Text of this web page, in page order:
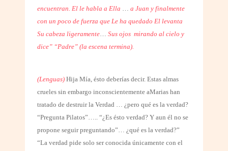
encuentran. El le habla a Ella … a Juan y finalmente
con un poco de fuerza que Le ha quedado El levanta
Su cabeza ligeramente… Sus ojos mirando al cielo y
dice” “Padre” (la escena termina).
(Lenguas) Hija Mía, ésto deberías decir. Estas almas
crueles sin embargo inconscientemente aMarias han
tratado de destruir la Verdad … ¿pero qué es la verdad?
“Pregunta Pilatos”….. “¿Es ésto verdad? Y aun él no se
propone seguir preguntando”… ¿qué es la verdad?”
“La verdad pide solo ser conocida únicamente con el